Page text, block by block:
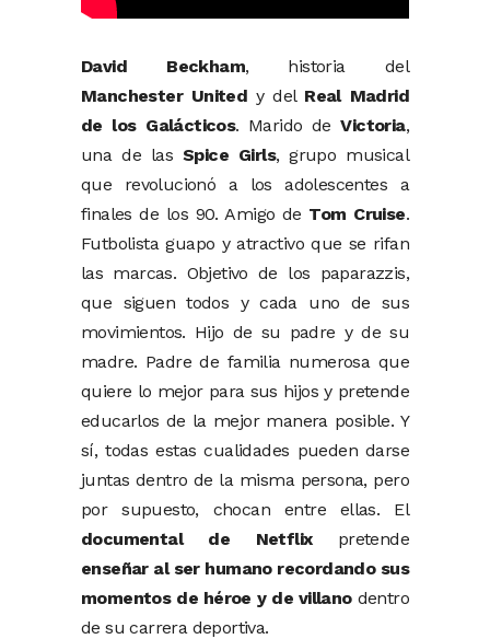
David Beckham, historia del
Manchester United y del Real Madrid
de los Galácticos. Marido deVictoria,
una de las Spice Girls, grupo musical
que revolucionó a los adolescentes a
finales de los 90. Amigo de Tom Cruise.
Futbolista guapo y atractivo que se rifan
las marcas. Objetivo de los paparazzis,
que siguen todos y cada uno de sus
movimientos. Hijo de su padre y de su
madre. Padre de familia numerosa que
quiere lo mejor para sus hijos y pretende
educarlos de la mejor manera posible. Y
sí, todas estas cualidades pueden darse
juntas dentro de la misma persona, pero
por supuesto, chocan entre ellas. El
documental de Netflixpretende
enseñar al ser humano recordando sus
momentos de héroe y de villanodentro
de su carrera deportiva.